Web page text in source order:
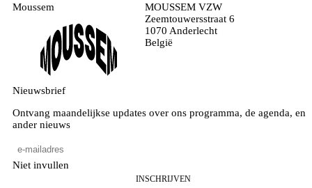
Moussem
MOUSSEM VZW
Zeemtouwersstraat 6
1070 Anderlecht
België
Nieuwsbrief
Ontvang maandelijkse updates over ons programma, de agenda, en
ander nieuws
Niet invullen
INSCHRIJVEN